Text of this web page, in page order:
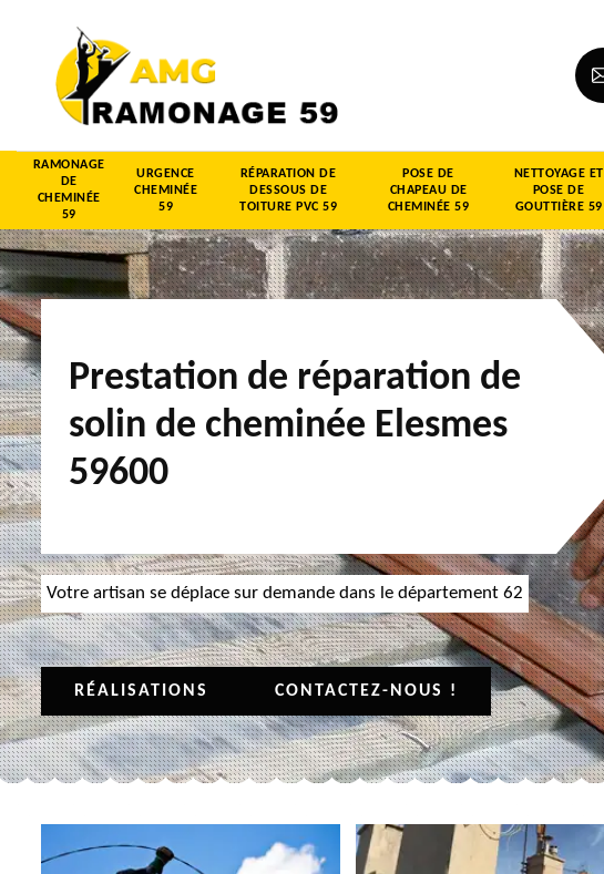
RAMONAGE
DE
CHEMINÉE
59
URGENCE
CHEMINÉE
59
RÉPARATION DE
DESSOUS DE
TOITURE PVC 59
POSE DE
CHAPEAU DE
CHEMINÉE 59
NETTOYAGE ET
POSE DE
GOUTTIÈRE 59
Prestation de réparation de
solin de cheminée Elesmes
59600
Votre artisan se déplace sur demande dans le département 62
RÉALISATIONS CONTACTEZ-NOUS !